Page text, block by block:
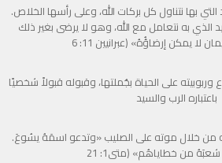
بها نتناول كل بركات الله، وعلى رأسها الخلاص.
الذي به نتعامل مع الله، وهو لا يرضى بغير ذلك
لا يمكن إرضاؤُهُ» (عبرانيين 11: 6
على الحياة بجُملتها، وقبوله قبولاً شخصيًا
باعتباره الرب والسيد
من خلال موته على الصليب «وتدعو اسمَهُ يسُوعَ.
من خطاياهُم» (متى1: 21